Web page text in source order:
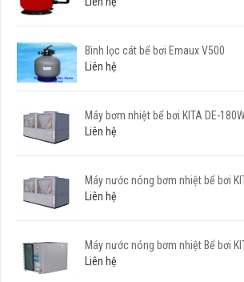
Bình lọc cát bể bơi Emaux V500
Liên hệ
Máy bơm nhiệt bể bơi KITA DE-
Liên hệ
Máy nước nóng bơm nhiệt bể bơi
Liên hệ
Máy nước nóng bơm nhiệt Bể bơi
Liên hệ